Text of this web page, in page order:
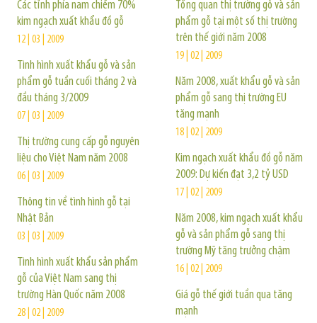
Các tỉnh phía nam chiếm 70%
kim ngạch xuất khẩu đồ gỗ
12 | 03 | 2009
Tình hình xuất khẩu gỗ và sản
phẩm gỗ tuần cuối tháng 2 và
đầu tháng 3/2009
07 | 03 | 2009
Thị trường cung cấp gỗ nguyên
liệu cho Việt Nam năm 2008
06 | 03 | 2009
Thông tin về tình hình gỗ tại
Nhật Bản
03 | 03 | 2009
Tình hình xuất khẩu sản phẩm
gỗ của Việt Nam sang thị
trường Hàn Quốc năm 2008
28 | 02 | 2009
Tổng quan thị trường gỗ và sản
phẩm gỗ tại một số thị trường
trên thế giới năm 2008
19 | 02 | 2009
Năm 2008, xuất khẩu gỗ và sản
phẩm gỗ sang thị trường EU
tăng mạnh
18 | 02 | 2009
Kim ngạch xuất khẩu đồ gỗ năm
2009: Dự kiến đạt 3,2 tỷ USD
17 | 02 | 2009
Năm 2008, kim ngạch xuất khẩu
gỗ và sản phẩm gỗ sang thị
trường Mỹ tăng trưởng chậm
16 | 02 | 2009
Giá gỗ thế giới tuần qua tăng
mạnh